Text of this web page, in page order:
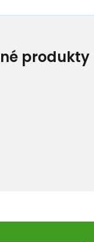
produkty